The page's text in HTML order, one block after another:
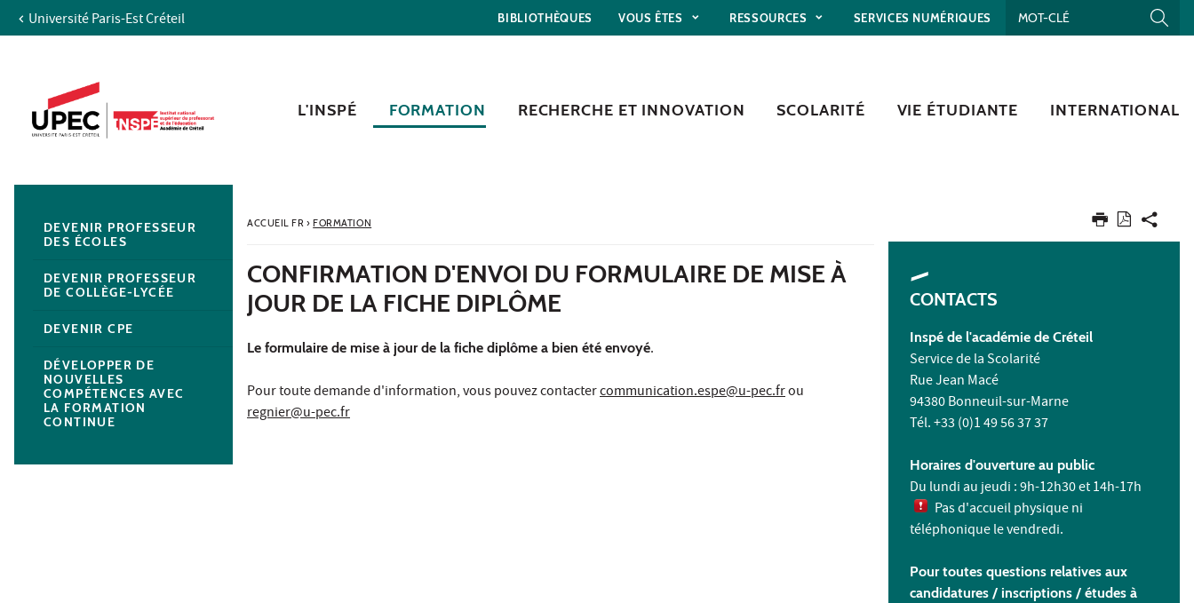
Aller au contenu
Recherche
Navigation secondaire
Université Paris-Est Créteil BIBLIOTHÈQUES VOUS ÊTES RESSOURCES SERVICES NUMÉRIQUES
L'INSPÉ FORMATION RECHERCHE ET INNOVATION SCOLARITÉ VIE ÉTUDIANTE INTERNATIONAL
ACCUEIL FR› FORMATION
CONFIRMATION D'ENVOI DU FORMULAIRE DE MISE À
JOUR DE LA FICHE DIPLÔME
Le formulaire de mise à jour de la fiche diplôme a bien été envoyé.
Pour toute demande d'information, vous pouvez contactercommunication.espe@u-pec.frou
regnier@u-pec.fr
CONTACTS
Inspé de l'académie de Créteil
Service de la Scolarité
Rue Jean Macé
94380 Bonneuil-sur-Marne
Tél. +33 (0)1 49 56 37 37
Horaires d'ouverture au public
Du lundi au jeudi : 9h-12h30 et 14h-17h
Pas d'accueil physique ni
téléphonique le vendredi.
Pour toutes questions relatives aux
candidatures / inscriptions / études à
DEVENIR PROFESSEUR
DES ÉCOLES
DEVENIR PROFESSEUR
DE COLLÈGE-LYCÉE
DEVENIR CPE
DÉVELOPPER DE
NOUVELLES
COMPÉTENCES AVEC
LA FORMATION
CONTINUE